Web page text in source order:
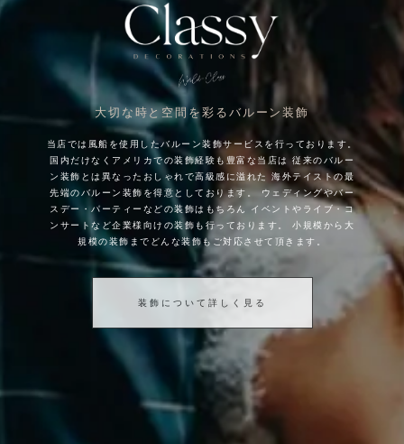
大切な時と空間を彩るバルーン装飾
当店では風船を使用したバルーン装飾サービスを行っております。
国内だけなくアメリカでの装飾経験も豊富な当店は 従来のバルー
ン装飾とは異なったおしゃれで高級感に溢れた
海外テイストの最
先端のバルーン装飾を得意としております。
ウェディングやバー
スデー・パーティーなどの装飾はもちろん
イベントやライブ・コ
ンサートなど企業様向けの装飾も行っております。
小規模から大
規模の装飾までどんな装飾もご対応させて頂きます。
装飾について詳しく見る